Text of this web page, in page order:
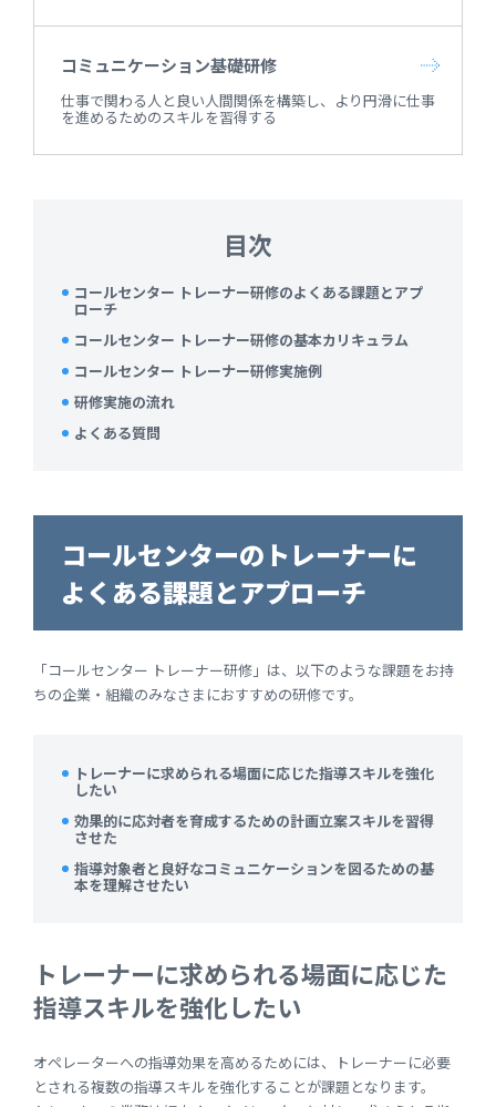
コミュニケーション基礎研修
仕事で関わる人と良い人間関係を構築し、より円滑に仕事
を進めるためのスキルを習得する
目次
コールセンター トレーナー研修のよくある課題とアプ
ローチ
コールセンター トレーナー研修の基本カリキュラム
コールセンター トレーナー研修実施例
研修実施の流れ
よくある質問
コールセンターのトレーナーに
よくある課題とアプローチ
「コールセンター トレーナー研修」は、以下のような課題をお持
ちの企業・組織のみなさまにおすすめの研修です。
トレーナーに求められる場面に応じた指導スキルを強化
したい
効果的に応対者を育成するための計画立案スキルを習得
させた
指導対象者と良好なコミュニケーションを図るための基
本を理解させたい
トレーナーに求められる場面に応じた
指導スキルを強化したい
オペレーターへの指導効果を高めるためには、トレーナーに必要
とされる複数の指導スキルを強化することが課題となります。